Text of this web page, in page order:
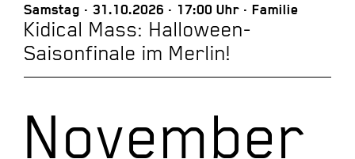
Samstag 31.10.2026 17:00 Uhr Familie
Kidical Mass: Halloween-
Saisonfinale im Merlin!
November